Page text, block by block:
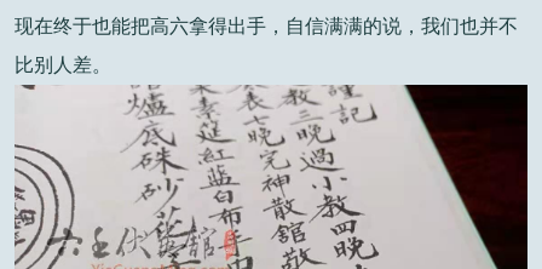
现在终于也能把高六拿得出手，自信满满的说，我们也并不
比别人差。